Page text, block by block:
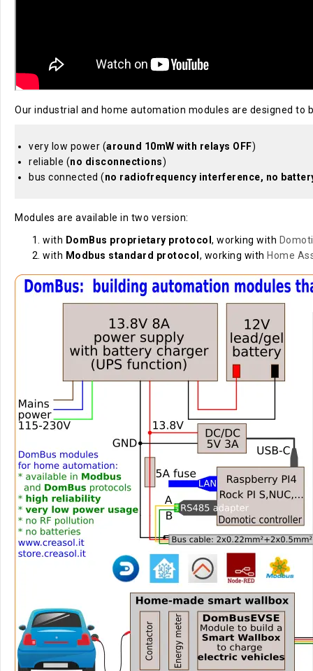
Our industrial and home automation modules are designed to
very low power (around 10mW with relays OFF)
reliable (no disconnections)
bus connected (no radiofrequency interference, no
Modules are available in two version:
with DomBus proprietary protocol , working with
with Modbus standard protocol , working with Home